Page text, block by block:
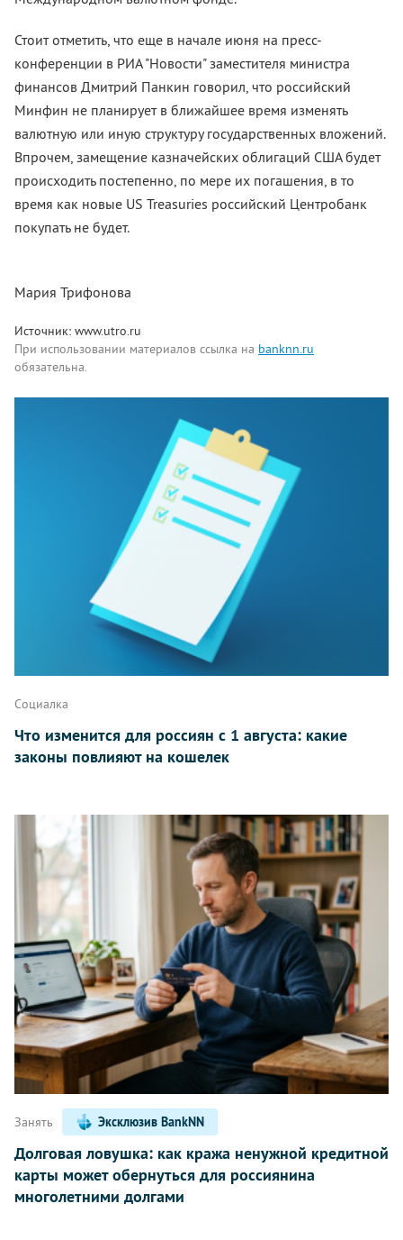
Стоит отметить, что еще в начале июня на пресс-
конференции в РИА "Новости" заместителя министра
финансов Дмитрий Панкин говорил, что российский
Минфин не планирует в ближайшее время изменять
валютную или иную структуру государственных вложений.
Впрочем, замещение казначейских облигаций США будет
происходить постепенно, по мере их погашения, в то
время как новые US Treasuries российский Центробанк
покупать не будет.
Мария Трифонова
Источник: www.utro.ru
При использовании материалов ссылка на banknn.ru
обязательна.
Написать
Социалка
Что изменится для россиян с 1 августа: какие
законы повлияют на кошелек
Занять Эксклюзив BankNN
Долговая ловушка: как кража ненужной кредитной
карты может обернуться для россиянина
многолетними долгами